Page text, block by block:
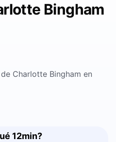
Bingham
Charlotte Bingham en
12min?